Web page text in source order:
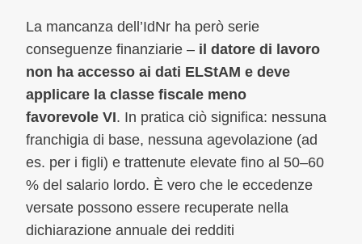
La mancanza dell’IdNr ha però serie
conseguenze finanziarie – il datore di lavoro
non ha accesso ai dati ELStAM e deve
applicare la classe fiscale meno
favorevole VI. In pratica ciò significa: nessuna
franchigia di base, nessuna agevolazione (ad
es. per i figli) e trattenute elevate fino al 50–60
% del salario lordo. È vero che le eccedenze
versate possono essere recuperate nella
dichiarazione annuale dei redditi